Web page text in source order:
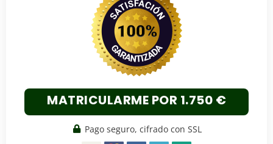
MATRICULARME POR 1.750 €
Pago seguro, cifrado con SSL